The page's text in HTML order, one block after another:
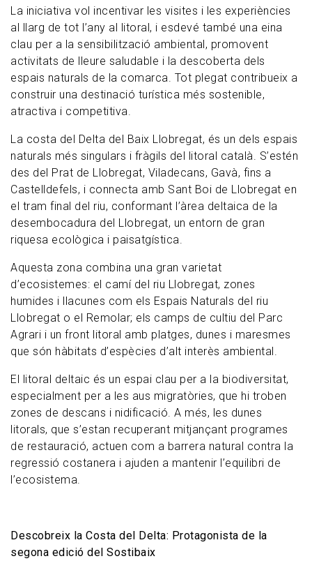
La iniciativa vol incentivar les visites i les experiències
al llarg de tot l’any al litoral, i esdevé també una eina
clau per a la sensibilització ambiental, promovent
activitats de lleure saludable i la descoberta dels
espais naturals de la comarca. Tot plegat contribueix a
construir una destinació turística més sostenible,
atractiva i competitiva.
La costa del Delta del Baix Llobregat, és un dels espais
naturals més singulars i fràgils del litoral català. S’estén
des del Prat de Llobregat, Viladecans, Gavà, fins a
Castelldefels, i connecta amb Sant Boi de Llobregat en
el tram final del riu, conformant l’àrea deltaica de la
desembocadura del Llobregat, un entorn de gran
riquesa ecològica i paisatgística.
Aquesta zona combina una gran varietat
d’ecosistemes: el camí del riu Llobregat, zones
humides i llacunes com els Espais Naturals del riu
Llobregat o el Remolar; els camps de cultiu del Parc
Agrari i un front litoral amb platges, dunes i maresmes
que són hàbitats d’espècies d’alt interès ambiental.
El litoral deltaic és un espai clau per a la biodiversitat,
especialment per a les aus migratòries, que hi troben
zones de descans i nidificació. A més, les dunes
litorals, que s’estan recuperant mitjançant programes
de restauració, actuen com a barrera natural contra la
regressió costanera i ajuden a mantenir l’equilibri de
l’ecosistema.
Descobreix la Costa del Delta: Protagonista de la
segona edició del Sostibaix